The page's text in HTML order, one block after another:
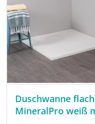
Duschwanne
MineralPro weiß